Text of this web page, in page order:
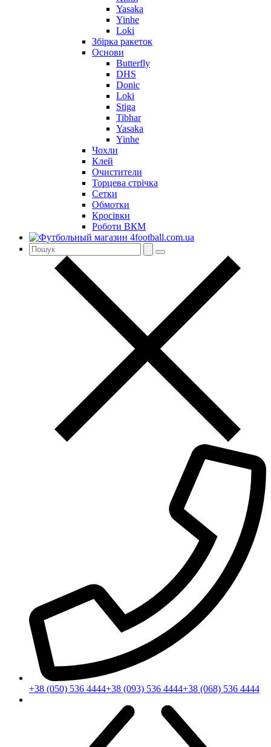
Yasaka
Yinhe
Loki
Збірка ракеток
Основи
Butterfly
DHS
Donic
Loki
Stiga
Tibhar
Yasaka
Yinhe
Чохли
Клей
Очистители
Торцева стрічка
Сетки
Обмотки
Кросівки
Роботи ВКМ
+38 (050) 536 4444+38 (093) 536 4444+38 (068) 536 4444